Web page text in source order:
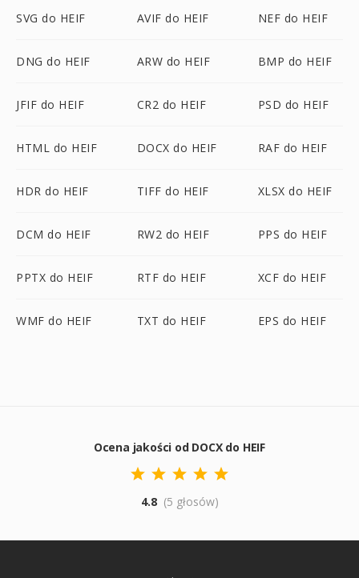
SVG do HEIF AVIF do HEIF NEF do HEIF
DNG do HEIF ARW do HEIF BMP do HEIF
JFIF do HEIF CR2 do HEIF PSD do HEIF
HTML do HEIF DOCX do HEIF RAF do HEIF
HDR do HEIF TIFF do HEIF XLSX do HEIF
DCM do HEIF RW2 do HEIF PPS do HEIF
PPTX do HEIF RTF do HEIF XCF do HEIF
WMF do HEIF TXT do HEIF EPS do HEIF
Ocena jakości od DOCX do HEIF
4.8 (5 głosów)